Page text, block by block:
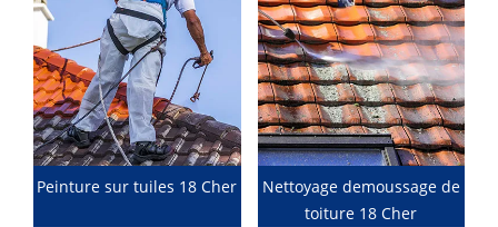
Peinture sur tuiles 18 Cher
Nettoyage demoussage de
toiture 18 Cher